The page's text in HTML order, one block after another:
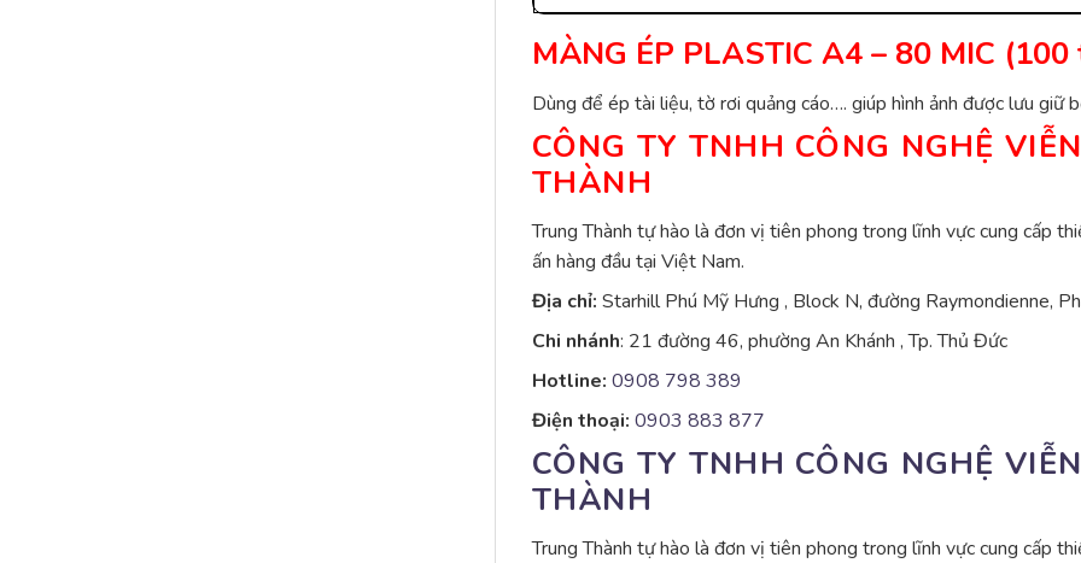
MÀNG ÉP PLASTIC A4 – 80 MIC
Dùng để ép tài liệu, tờ rơi quảng cáo…. giúp hình ảnh được lưu giữ
CÔNG TY TNHH CÔNG NGHỆ
THÀNH
Trung Thành tự hào là đơn vị tiên phong trong lĩnh vực cung cấp
ấn hàng đầu tại Việt Nam.
Địa chỉ: Starhill Phú Mỹ Hưng , Block N, đường Raymondienne,
Chi nhánh: 21 đường 46, phường An Khánh , Tp. Thủ Đức
Hotline: 0908 798 389
Điện thoại: 0903 883 877
CÔNG TY TNHH CÔNG NGHỆ
THÀNH
Trung Thành tự hào là đơn vị tiên phong trong lĩnh vực cung cấp